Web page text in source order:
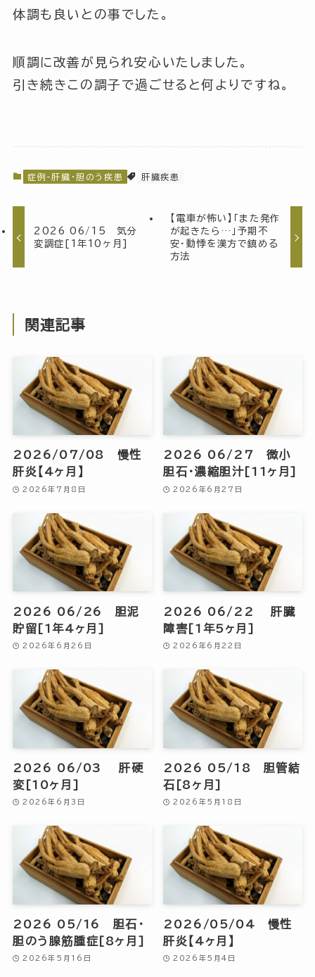
体調も良いとの事でした。
順調に改善が見られ安心いたしました。
引き続きこの調子で過ごせると何よりですね。
症例-肝臓・胆のう疾患 肝臓疾患
2026 06/15 気分
変調症[1年10ヶ月]
【電車が怖い】「また発作
が起きたら…」予期不
安・動悸を漢方で鎮める
方法
関連記事
2026/07/08 慢性
肝炎【4ヶ月】
2026年7月8日
2026 06/27 微小
胆石・濃縮胆汁[11ヶ月]
2026年6月27日
2026 06/26 胆泥
貯留[1年4ヶ月]
2026年6月26日
2026 06/22 肝臓
障害[1年5ヶ月]
2026年6月22日
2026 06/03 肝硬
変[10ヶ月]
2026年6月3日
2026 05/18 胆管結
石[8ヶ月]
2026年5月18日
2026 05/16 胆石・
胆のう腺筋腫症[8ヶ月]
2026年5月16日
2026/05/04 慢性
肝炎【4ヶ月】
2026年5月4日